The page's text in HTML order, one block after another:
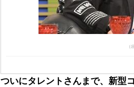
（
ついにタレントさんまで、新型